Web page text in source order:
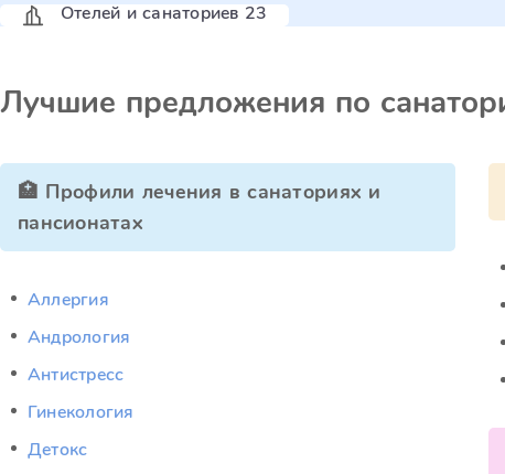
Отелей и санаториев 23
Лучшие предложения по
🏥 Профили лечения в санаториях и
пансионатах
Аллергия
Андрология
Антистресс
Гинекология
Детокс